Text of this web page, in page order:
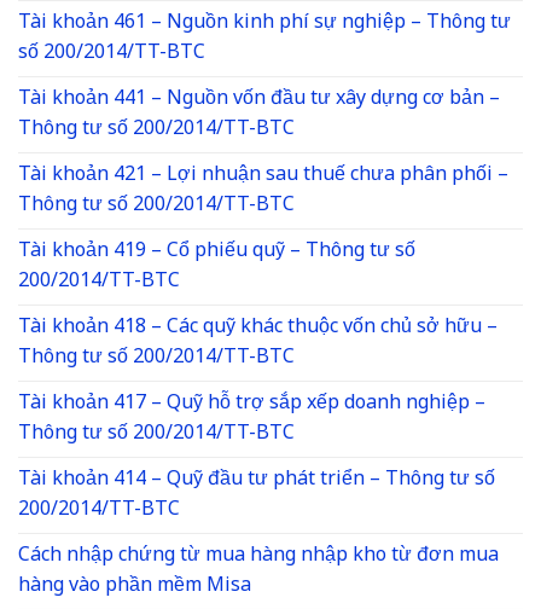
Tài khoản 461 – Nguồn kinh phí sự nghiệp – Thông tư
số 200/2014/TT-BTC
Tài khoản 441 – Nguồn vốn đầu tư xây dựng cơ bản –
Thông tư số 200/2014/TT-BTC
Tài khoản 421 – Lợi nhuận sau thuế chưa phân phối –
Thông tư số 200/2014/TT-BTC
Tài khoản 419 – Cổ phiếu quỹ – Thông tư số
200/2014/TT-BTC
Tài khoản 418 – Các quỹ khác thuộc vốn chủ sở hữu –
Thông tư số 200/2014/TT-BTC
Tài khoản 417 – Quỹ hỗ trợ sắp xếp doanh nghiệp –
Thông tư số 200/2014/TT-BTC
Tài khoản 414 – Quỹ đầu tư phát triển – Thông tư số
200/2014/TT-BTC
Cách nhập chứng từ mua hàng nhập kho từ đơn mua
hàng vào phần mềm Misa